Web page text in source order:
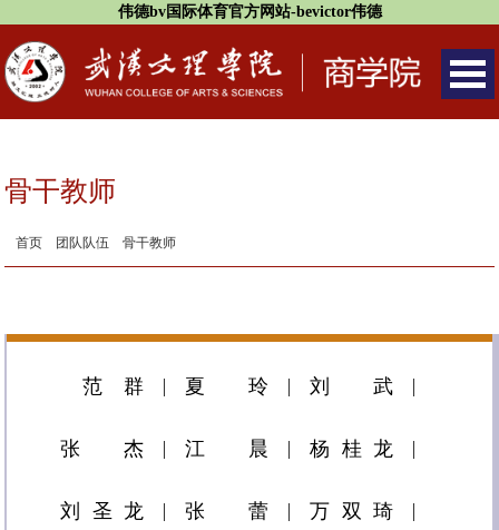
伟德bv国际体育官方网站-bevictor伟德
骨干教师
首页 团队队伍 骨干教师
​范群 夏玲 刘武
张杰 江晨 杨桂龙
刘圣龙 张蕾 万双琦